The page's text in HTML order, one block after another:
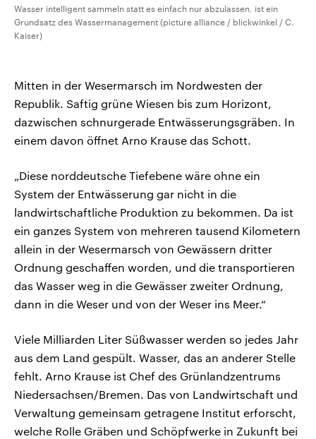
Wasser intelligent sammeln statt es einfach nur abzulassen, ist ein
Grundsatz des Wassermanagement (picture alliance / blickwinkel / C.
Kaiser)
Mitten in der Wesermarsch im Nordwesten der
Republik. Saftig grüne Wiesen bis zum Horizont,
dazwischen schnurgerade Entwässerungsgräben. In
einem davon öffnet Arno Krause das Schott.
„Diese norddeutsche Tiefebene wäre ohne ein
System der Entwässerung gar nicht in die
landwirtschaftliche Produktion zu bekommen. Da ist
ein ganzes System von mehreren tausend Kilometern
allein in der Wesermarsch von Gewässern dritter
Ordnung geschaffen worden, und die transportieren
das Wasser weg in die Gewässer zweiter Ordnung,
dann in die Weser und von der Weser ins Meer.“
Viele Milliarden Liter Süßwasser werden so jedes Jahr
aus dem Land gespült. Wasser, das an anderer Stelle
fehlt. Arno Krause ist Chef des Grünlandzentrums
Niedersachsen/Bremen. Das von Landwirtschaft und
Verwaltung gemeinsam getragene Institut erforscht,
welche Rolle Gräben und Schöpfwerke in Zukunft bei